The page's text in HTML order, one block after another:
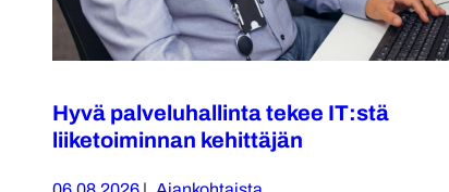
Hyvä palveluhallinta tekee IT:stä
liiketoiminnan kehittäjän